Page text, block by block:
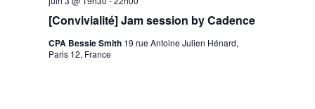
[Convivialité] Jam session by Cadence
CPA Bessie Smith 19 rue Antoine Julien Hénard,
Paris 12, France